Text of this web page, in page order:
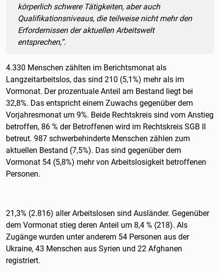
körperlich schwere Tätigkeiten, aber auch
Qualifikationsniveaus, die teilweise nicht mehr den
Erfordernissen der aktuellen Arbeitswelt
entsprechen,“.
4.330 Menschen zählten im Berichtsmonat als
Langzeitarbeitslos, das sind 210 (5,1%) mehr als im
Vormonat. Der prozentuale Anteil am Bestand liegt bei
32,8%. Das entspricht einem Zuwachs gegenüber dem
Vorjahresmonat um 9%. Beide Rechtskreis sind vom Anstieg
betroffen, 86 % der Betroffenen wird im Rechtskreis SGB II
betreut. 987 schwerbehinderte Menschen zählen zum
aktuellen Bestand (7,5%). Das sind gegenüber dem
Vormonat 54 (5,8%) mehr von Arbeitslosigkeit betroffenen
Personen.
21,3% (2.816) aller Arbeitslosen sind Ausländer. Gegenüber
dem Vormonat stieg deren Anteil um 8,4 % (218). Als
Zugänge wurden unter anderem 54 Personen aus der
Ukraine, 43 Menschen aus Syrien und 22 Afghanen
registriert.